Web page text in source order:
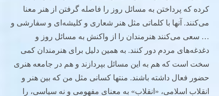
کرده‌ که پرداختن به مسائل روز را فاصله گرفتن از هنر معنا
می‌کنند. آنها با کلماتی مثل هنر شعاری و کلیشه‌ای و سفارشی و
… سعی می‌کنند هنرمندان را از واکنش به مسائل روز و
دغدغه‌های مردم دور کنند. به همین دلیل برای هنرمندان کمی
سخت است که هم به این مسائل بپردازند و هم در جامعه هنری
حضور فعال داشته باشند. منتها کسانی مثل من که بین هنر و
انقلاب اسلامی، «انقلاب» به معنای مفهومی و نه سیاسی، را